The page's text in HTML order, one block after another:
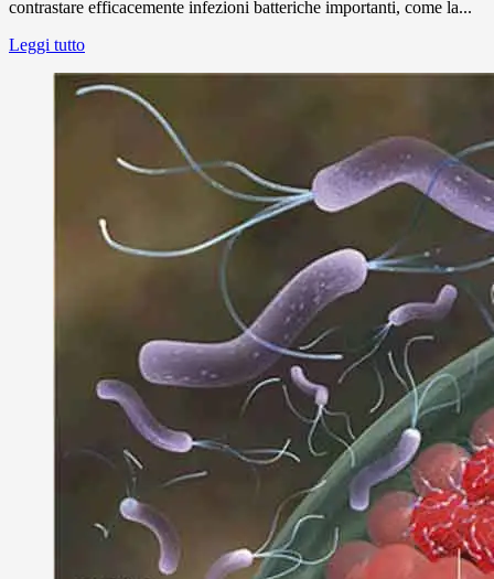
contrastare efficacemente infezioni batteriche importanti, come la...
Leggi tutto